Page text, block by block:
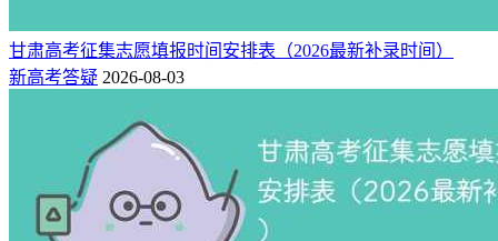
甘肃高考征集志愿填报时间安排表（2026最新补录时间）
新高考答疑 2026-08-03